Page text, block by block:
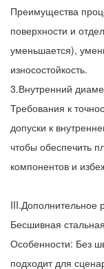
Преимущества
поверхности и
уменьшается),
износостойкость.
3.Внутренний
Требования к
допуски к
чтобы обеспечить
компонентов и
III.Дополнительное
Бесшивная
Особенности: Без
подходит для